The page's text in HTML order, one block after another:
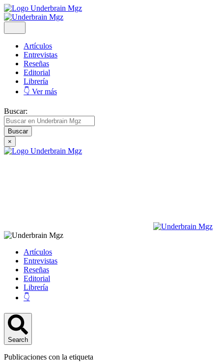
Artículos
Entrevistas
Reseñas
Editorial
Librería
👇 Ver más
Buscar:
×
Artículos
Entrevistas
Reseñas
Editorial
Librería
👇
Search
Publicaciones con la etiqueta